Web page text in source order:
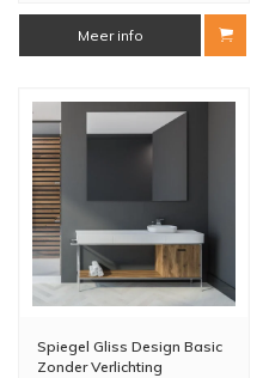
Meer info
Spiegel Gliss Design Basic
Zonder Verlichting